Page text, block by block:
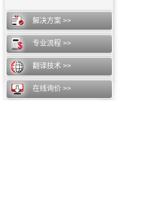
解决方案 >>
专业流程 >>
翻译技术 >>
在线询价 >>